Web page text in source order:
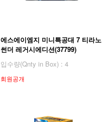
에스에이엠지 미니특공대 7 티라노
썬더 레거시에디션(37799)
입수량(Qnty in Box) : 4
회원공개